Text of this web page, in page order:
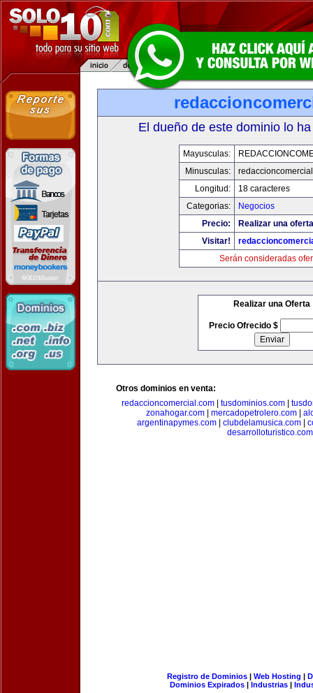
El dueño de este dominio lo
Mayusculas:
Minusculas:
Longitud:
18 caracteres
Categorias:
Negocios
Precio:
Realizar una
Visitar!
Serán consideradas
Realizar una Oferta
Precio Ofrecido $
Otros dominios en venta:
redaccioncomercial.com| tusdominios.com|
zonahogar.com| mercadopetrolero.com|
argentinapymes.com| clubdelamusica.com|
desarrolloturistico.com
Registro de Dominios| Web Hosting |
Dominios Expirados | Industrias |